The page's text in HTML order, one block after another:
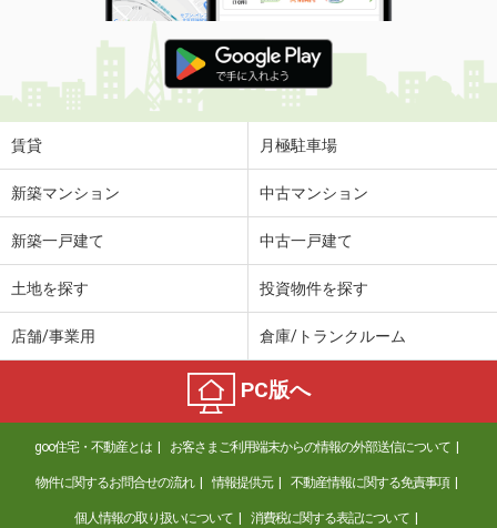
北海道札幌市豊平区平岸二条８丁目
価 格
5.20万円
住 所
北海道札幌市豊平区平岸二条８丁目
専有面積
北海道札幌市北区屯田四条３丁目
5.50万円
北海道札幌市南区真駒内曙町４丁目
6万円
住 所
北海道札幌市南区真駒内曙町４丁目
専有面積 55.48m²
間取り
2LDK
北海道札幌市東区北二十条東１６丁目
賃貸 月極駐車場
新築マンション 中古マンション
新築一戸建て 中古一戸建て
土地を探す 投資物件を探す
店舗/事業用 倉庫/トランクルーム
PC版へ
goo住宅・不動産とは お客さまご利用端末からの情報の外部送信について
物件に関するお問合せの流れ 情報提供元 不動産情報に関する免責事項
個人情報の取り扱いについて 消費税に関する表記について